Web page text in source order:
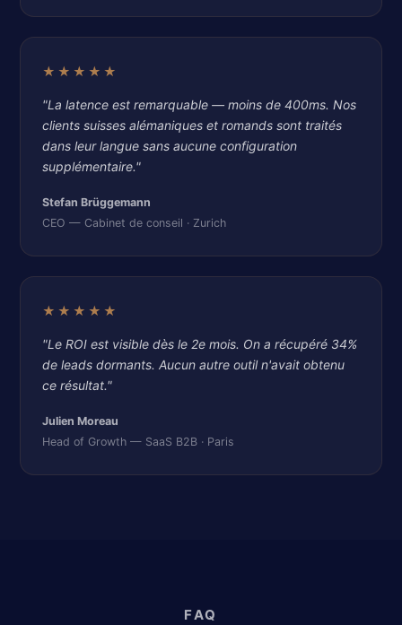
★★★★★
"La latence est remarquable — moins de 400ms. Nos
clients suisses alémaniques et romands sont traités
dans leur langue sans aucune configuration
supplémentaire."
Stefan Brüggemann
CEO — Cabinet de conseil · Zurich
★★★★★
"Le ROI est visible dès le 2e mois. On a récupéré 34%
de leads dormants. Aucun autre outil n'avait obtenu
ce résultat."
Julien Moreau
Head of Growth — SaaS B2B · Paris
FAQ